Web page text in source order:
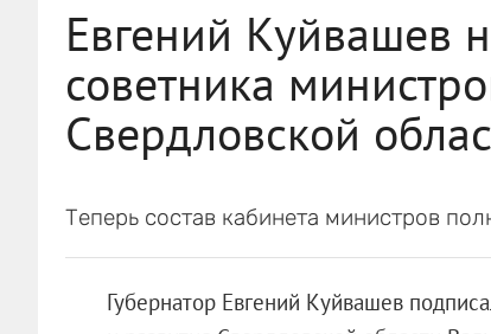
Евгений Куйвашев
советника
Свердловской
Теперь состав кабинета министров
Губернатор Евгений Куйвашев